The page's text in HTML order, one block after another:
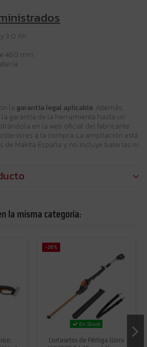
3,0 Ah
460 mm
la garantía legal aplicable . Además,
garantía de la herramienta hasta un
en la web oficial del fabricante
a la compra. La ampliación está
de Makita España y no incluye baterías ni
la misma categoría:
-28%
En Stock
Cortasetos de Pértiga Worx